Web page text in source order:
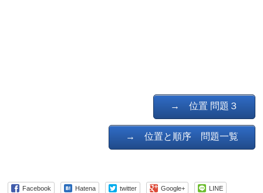
→ 位置 問題３
→ 位置と順序 問題一覧
Facebook Hatena twitter Google+ LINE